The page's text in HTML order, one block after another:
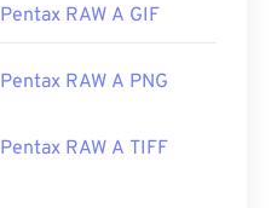
Pentax RAW A GIF
Pentax RAW A PNG
Pentax RAW A TIFF